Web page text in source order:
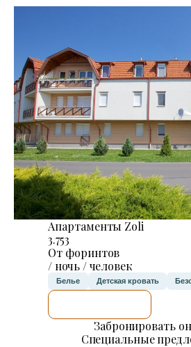
Апартаменты Zoli
3.753
От форинтов
/ ночь / человек
Белье Детская кровать
Забронировать
Специальные